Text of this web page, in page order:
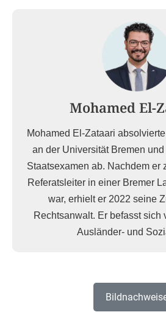
Mohamed El-
Mohamed El-Zataari
an der Universität Bremen
Staatsexamen ab. Nachdem er
Referatsleiter in einer Bremer
war, erhielt er 2022 seine
Rechtsanwalt. Er befasst sich
Ausländer- und